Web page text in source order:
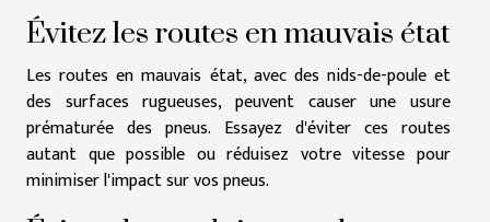
Évitez les routes en mauvais état
Les routes en mauvais état, avec des nids-de-poule et
des surfaces rugueuses, peuvent causer une usure
prématurée des pneus. Essayez d'éviter ces routes
autant que possible ou réduisez votre vitesse pour
minimiser l'impact sur vos pneus.